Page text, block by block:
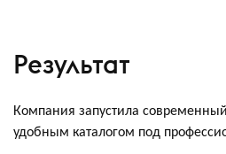
Результат
Компания запустила
удобным каталогом под